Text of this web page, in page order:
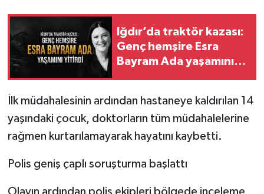
Iğdır’da traktör kazası:
Genç hemşire Esra
Bayram Ada yaşamını
İlk müdahalesinin ardından hastaneye kaldırılan 14
yaşındaki çocuk, doktorların tüm müdahalelerine
rağmen kurtarılamayarak hayatını kaybetti.
Polis geniş çaplı soruşturma başlattı
Olayın ardından polis ekipleri bölgede inceleme